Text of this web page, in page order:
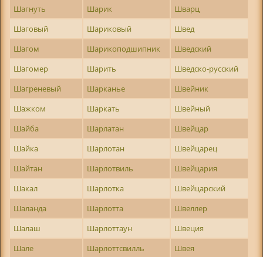
Шагнуть
Шарик
Шварц
Шаговый
Шариковый
Швед
Шагом
Шарикоподшипник
Шведский
Шагомер
Шарить
Шведско-русский
Шагреневый
Шарканье
Швейник
Шажком
Шаркать
Швейный
Шайба
Шарлатан
Швейцар
Шайка
Шарлотан
Швейцарец
Шайтан
Шарлотвиль
Швейцария
Шакал
Шарлотка
Швейцарский
Шаланда
Шарлотта
Швеллер
Шалаш
Шарлоттаун
Швеция
Шале
Шарлоттсвилль
Швея